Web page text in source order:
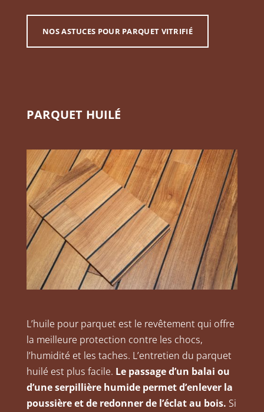
NOS ASTUCES POUR PARQUET VITRIFIÉ
PARQUET HUILÉ
L’huile pour parquet est le revêtement qui offre
la meilleure protection contre les chocs,
l’humidité et les taches. L’entretien du parquet
huilé est plus facile. Le passage d’un balai ou
d’une serpillière humide permet d’enlever la
poussière et de redonner de l’éclat au bois. Si